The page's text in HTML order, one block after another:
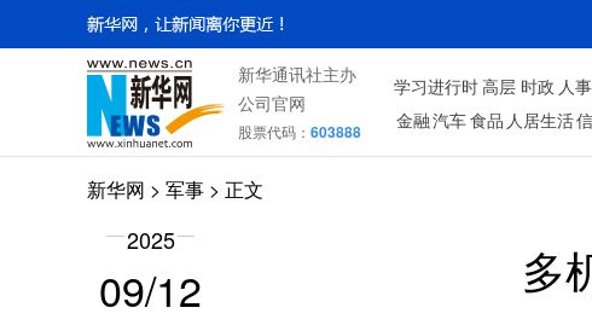
新华通讯社主办
公司官网
股票代码： 603888
学习进行时 高层 时政 人事
金融 汽车 食品 人居生活
新华网 > 军事 > 正文
2025
09/12 多